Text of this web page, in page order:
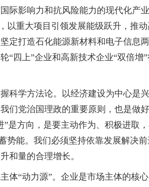
际影响力和抗风险能力的现代化产
以重大项目引领发展能级跃升，推
定打造石化能源新材料和电子信息
“四上”企业和高新技术企业“双倍
学方法论。以经济建设为中心是
党治国理政的重要原则，也是做
是方向，是要主动作为、积极进取
势能。我们必须坚持依靠发展解决
和量的合理增长。
“动力源”。企业是市场主体的核